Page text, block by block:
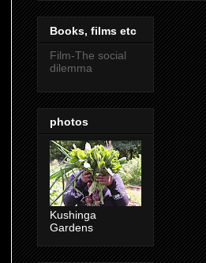
Books, films etc
Film-The social
dilemma
photos
Kushinga
Gardens